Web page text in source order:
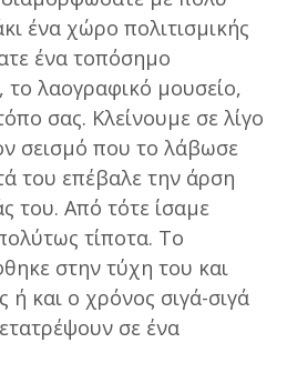
ένα χώρο πολιτισμικής
ένα τοπόσημο
το λαογραφικό μουσείο,
σας. Κλείνουμε σε λίγο
σεισμό που το λάβωσε
του επέβαλε την άρση
του. Από τότε ίσαμε
τίποτα. Το
στην τύχη του και
ή και ο χρόνος σιγά-σιγά
σε ένα